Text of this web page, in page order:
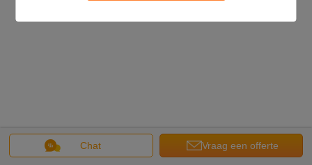
Chat Vraag een offerte